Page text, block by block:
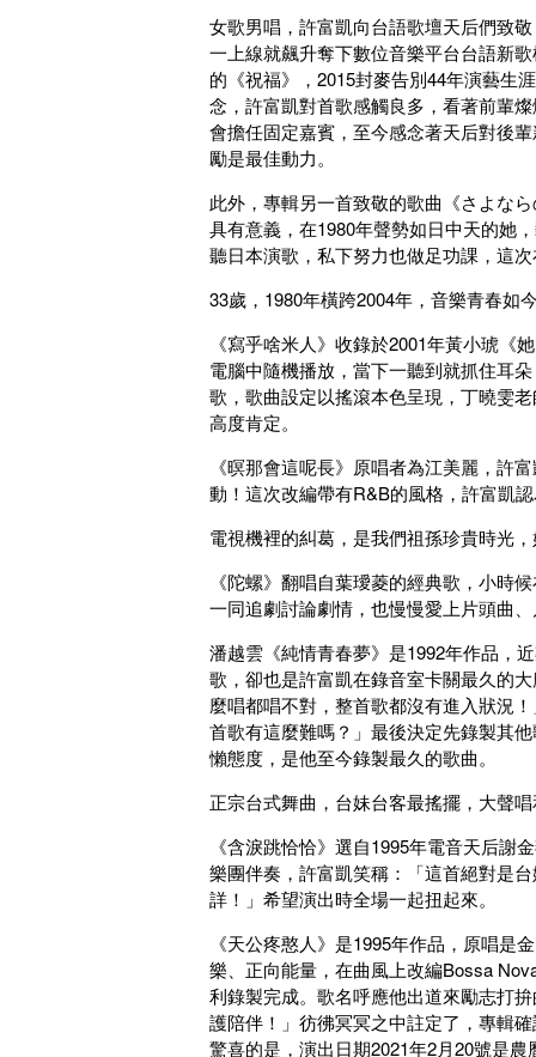
女歌男唱，許富凱向台語歌壇天后們致
一上線就飆升奪下數位音樂平台台語新
的《祝福》，2015封麥告別44年演藝生
念，許富凱對首歌感觸良多，看著前輩
會擔任固定嘉賓，至今感念著天后對後
勵是最佳動力。
此外，專輯另一首致敬的歌曲《さよな
具有意義，在1980年聲勢如日中天的她
聽日本演歌，私下努力也做足功課，這
33歲，1980年橫跨2004年，音樂青春如
《寫乎啥米人》收錄於2001年黃小琥《
電腦中隨機播放，當下一聽到就抓住耳
歌，歌曲設定以搖滾本色呈現，丁曉雯
高度肯定。
《暝那會這呢長》原唱者為江美麗，許
動！這次改編帶有R&B的風格，許富凱
電視機裡的糾葛，是我們祖孫珍貴時光
《陀螺》翻唱自葉璦菱的經典歌，小時
一同追劇討論劇情，也慢慢愛上片頭曲
潘越雲《純情青春夢》是1992年作品，
歌，卻也是許富凱在錄音室卡關最久的
麼唱都唱不對，整首歌都沒有進入狀況
首歌有這麼難嗎？」最後決定先錄製其
懶態度，是他至今錄製最久的歌曲。
正宗台式舞曲，台妹台客最搖擺，大聲
《含淚跳恰恰》選自1995年電音天后謝
樂團伴奏，許富凱笑稱：「這首絕對是
詳！」希望演出時全場一起扭起來。
《天公疼憨人》是1995年作品，原唱是
樂、正向能量，在曲風上改編Bossa
利錄製完成。歌名呼應他出道來勵志打
護陪伴！」彷彿冥冥之中註定了，專輯
驚喜的是，演出日期2021年2月20號是